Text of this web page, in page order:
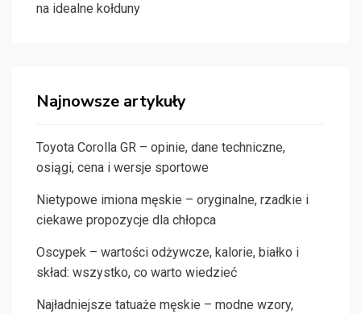
na idealne kołduny
Najnowsze artykuły
Toyota Corolla GR – opinie, dane techniczne,
osiągi, cena i wersje sportowe
Nietypowe imiona męskie – oryginalne, rzadkie i
ciekawe propozycje dla chłopca
Oscypek – wartości odżywcze, kalorie, białko i
skład: wszystko, co warto wiedzieć
Najładniejsze tatuaże męskie – modne wzory,